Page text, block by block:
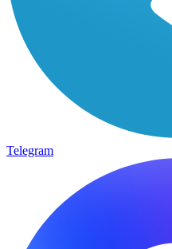
Telegram